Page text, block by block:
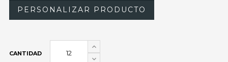
PERSONALIZAR PRODUCTO
CANTIDAD